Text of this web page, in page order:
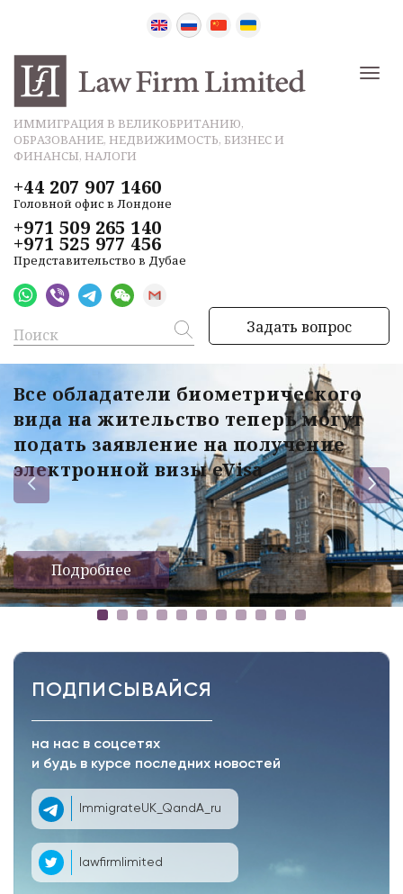
ИММИГРАЦИЯ В ВЕЛИКОБРИТАНИЮ,
ОБРАЗОВАНИЕ, НЕДВИЖИМОСТЬ, БИЗНЕС И
ФИНАНСЫ, НАЛОГИ
+44 207 907 1460
Головной офис в Лондоне
+971 509 265 140
+971 525 977 456
Представительство в Дубае
Задать вопрос
Все обладатели биометрического
вида на жительство теперь могут
подать заявление на получение
электронной визы eVisa
Подробнее
ПОДПИСЫВАЙСЯ
на нас в соцсетях
и будь в курсе последних новостей
ImmigrateUK_QandA_ru
lawfirmlimited